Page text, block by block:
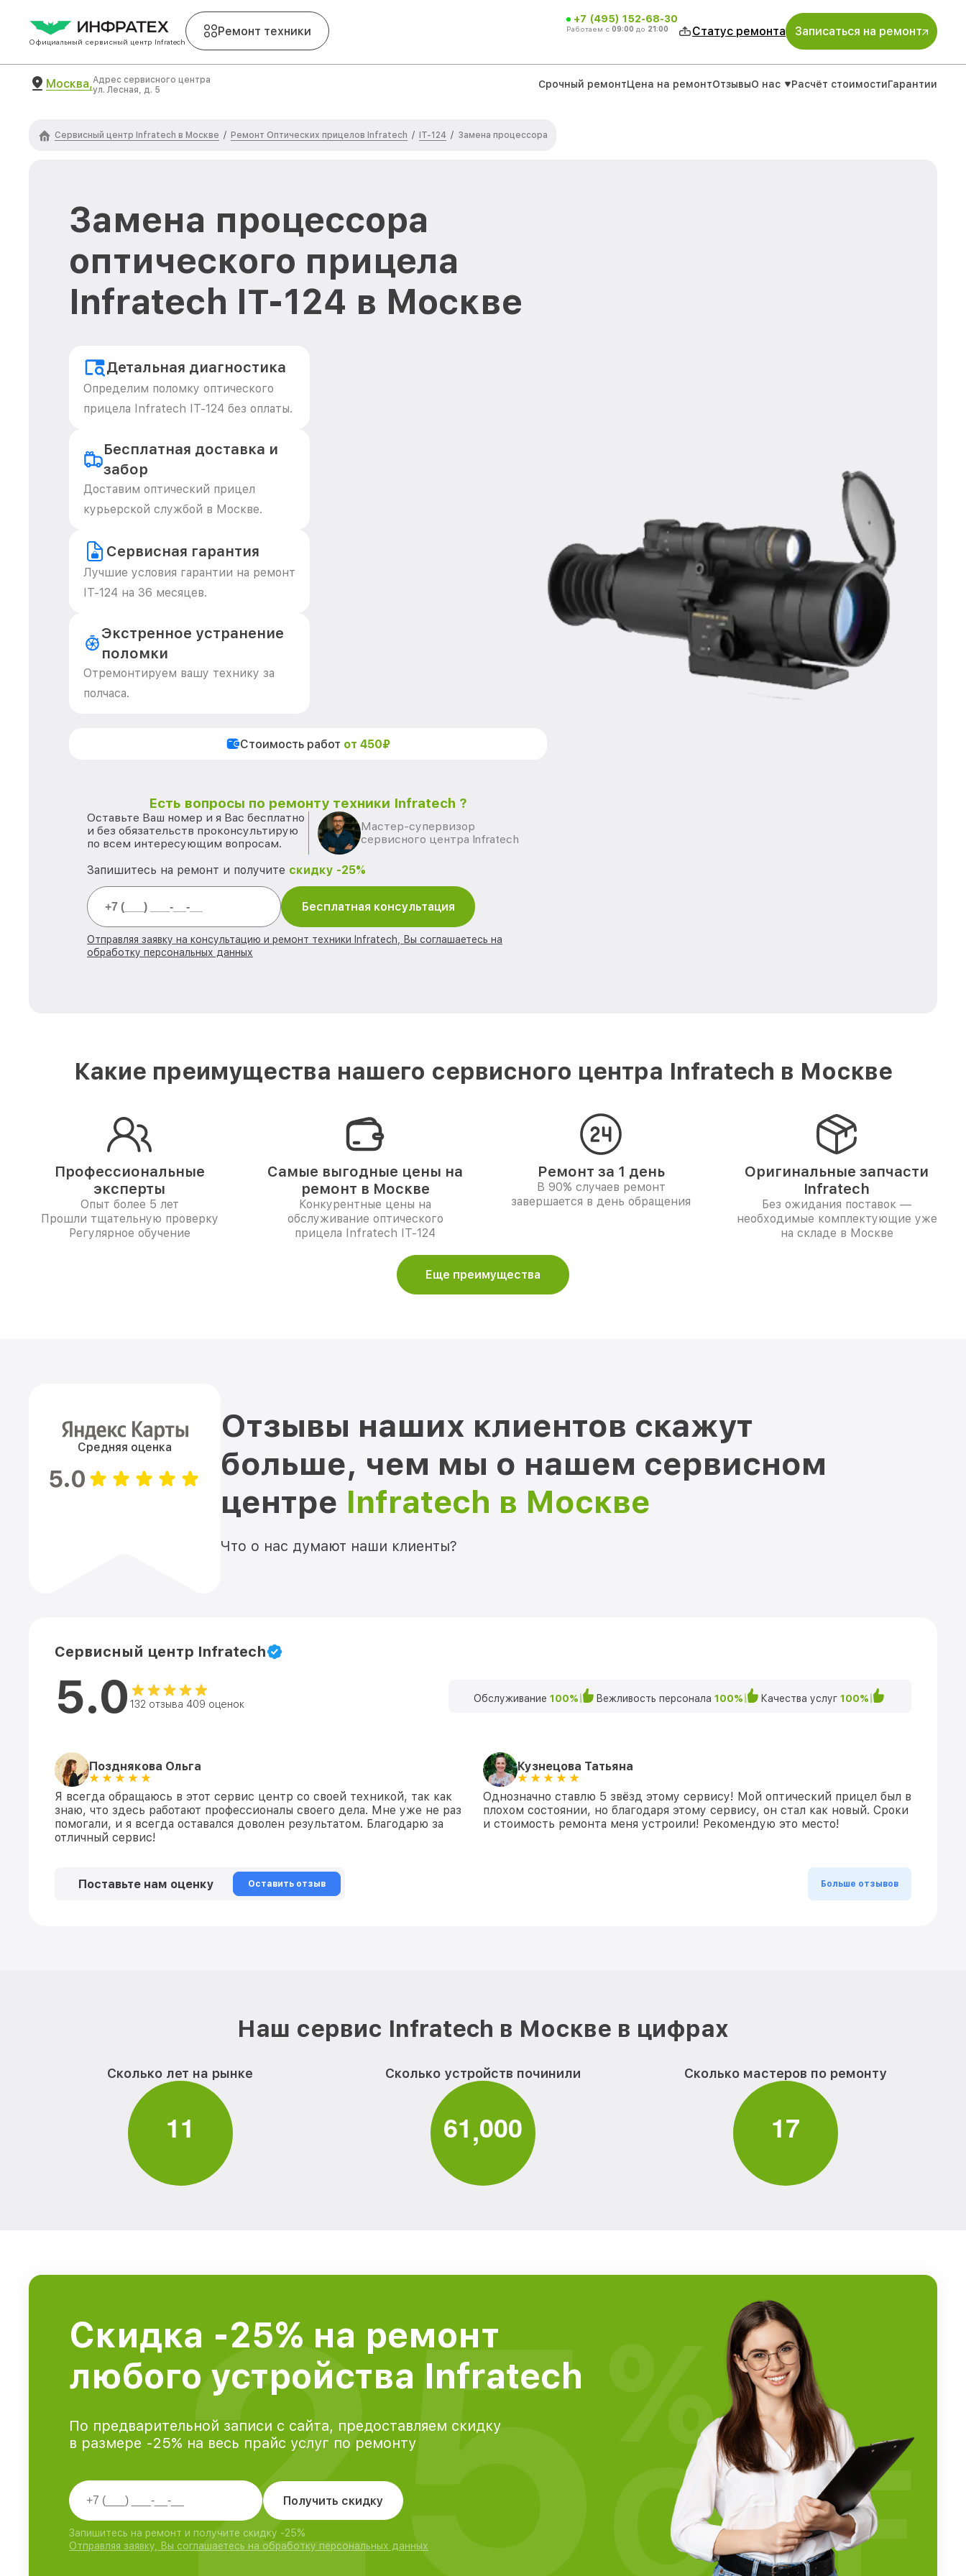
Официальный сервисный центр Infratech
Ремонт техники
+7 (495) 152-68-30
Работаем с 09:00 до 21:00 Статус ремонта Записаться на ремонт
Москва,Адрес сервисного центра
ул. Лесная, д. 5
Срочный ремонтЦена на ремонтОтзывыО нас Расчёт стоимостиГарантии
Сервисный центр Infratech в Москве / Ремонт Оптических прицелов Infratech / IT-124 / Замена процессора
Замена процессора
оптического прицела
Infratech IT-124 в Москве
Детальная диагностика
Определим поломку оптического
прицела Infratech IT-124 без оплаты.
Бесплатная доставка и
забор
Доставим оптический прицел
курьерской службой в Москве.
Сервисная гарантия
Лучшие условия гарантии на ремонт
IT-124 на 36 месяцев.
Экстренное устранение
поломки
Отремонтируем вашу технику за
полчаса.
Стоимость работ от 450₽
Есть вопросы по ремонту техники Infratech ?
Оставьте Ваш номер и я Вас бесплатно
и без обязательств проконсультирую
по всем интересующим вопросам.
Мастер-супервизор
сервисного центра Infratech
Запишитесь на ремонт и получите скидку -25%
Бесплатная консультация
Отправляя заявку на консультацию и ремонт техники Infratech, Вы соглашаетесь на
обработку персональных данных
Какие преимущества нашего сервисного центра Infratech в Москве
Профессиональные
эксперты
Опыт более 5 лет
Прошли тщательную проверку
Регулярное обучение
Самые выгодные цены на
ремонт в Москве
Конкурентные цены на
обслуживание оптического
прицела Infratech IT-124
Ремонт за 1 день
В 90% случаев ремонт
завершается в день обращения
Оригинальные запчасти
Infratech
Без ожидания поставок —
необходимые комплектующие уже
на складе в Москве
Еще преимущества
Средняя оценка
5.0
Отзывы наших клиентов скажут
больше, чем мы о нашем сервисном
центре Infratech в Москве
Что о нас думают наши клиенты?
Сервисный центр Infratech
5.0 132 отзыва 409 оценок Обслуживание 100% Вежливость персонала 100% Качества услуг 100%
Позднякова Ольга
Я всегда обращаюсь в этот сервис центр со своей техникой, так как
знаю, что здесь работают профессионалы своего дела. Мне уже не раз
помогали, и я всегда оставался доволен результатом. Благодарю за
отличный сервис!
Кузнецова Татьяна
Однозначно ставлю 5 звёзд этому сервису! Мой оптический прицел был в
плохом состоянии, но благодаря этому сервису, он стал как новый. Сроки
и стоимость ремонта меня устроили! Рекомендую это место!
Поставьте нам оценку Оставить отзыв Больше отзывов
Наш сервис Infratech в Москве в цифрах
Сколько лет на рынке
11
Сколько устройств починили
61,000
Сколько мастеров по ремонту
17
Скидка -25% на ремонт
любого устройства Infratech
По предварительной записи с сайта, предоставляем скидку
в размере -25% на весь прайс услуг по ремонту
Получить скидку
Запишитесь на ремонт и получите скидку -25%
Отправляя заявку, Вы соглашаетесь на обработку персональных данных
25 %
OFF